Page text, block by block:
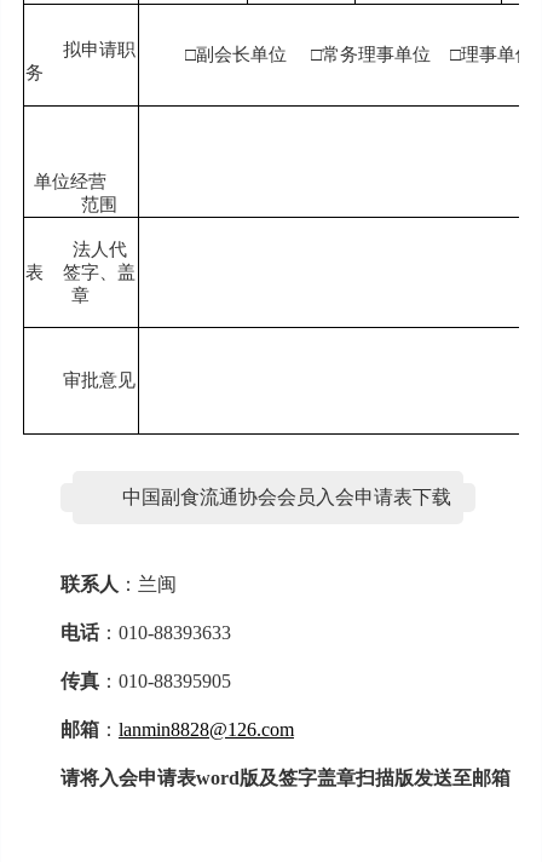
拟申请职
务
□副会长单位 □常务理事单位 □理事单
单位经营
范围
法人代
表 签字、盖
章
审批意见
中国副食流通协会会员入会申请表下载
联系人 ：兰闽
电话：010-88393633
传真：010-88395905
邮箱： lanmin8828@126.com
请将入会申请表word版及签字盖章扫描版发送至邮箱